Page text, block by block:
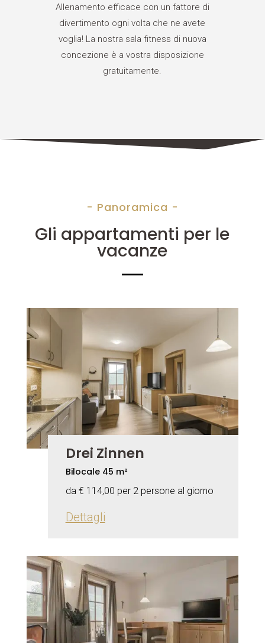
Allenamento efficace con un fattore di
divertimento ogni volta che ne avete
voglia! La nostra sala fitness di nuova
concezione è a vostra disposizione
gratuitamente.
- Panoramica -
Gli appartamenti per le
vacanze
Drei Zinnen
Bilocale 45 m²
da € 114,00 per 2 persone al giorno
Dettagli